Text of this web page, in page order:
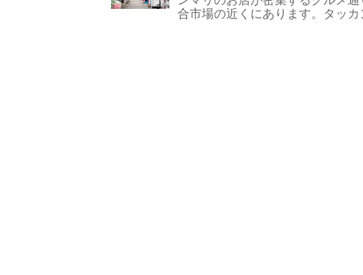
合市場の近くにあります。タッ